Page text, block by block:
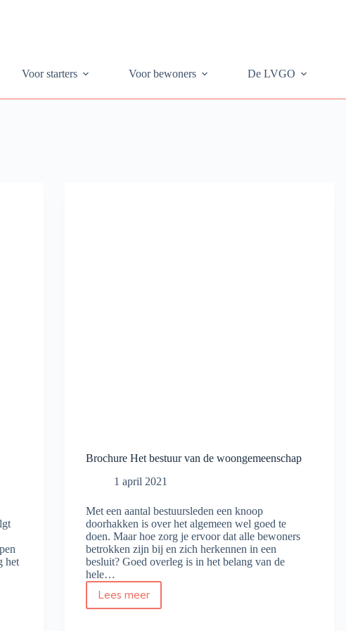
Voor starters Voor bewoners De LVGO
het
Brochure Het bestuur van de woongemeenschap
1 april 2021
Met een aantal bestuursleden een knoop
doorhakken is over het algemeen wel goed te
doen. Maar hoe zorg je ervoor dat alle bewoners
betrokken zijn bij en zich herkennen in een
besluit? Goed overleg is in het belang van de
hele…
Lees meer
Brochure